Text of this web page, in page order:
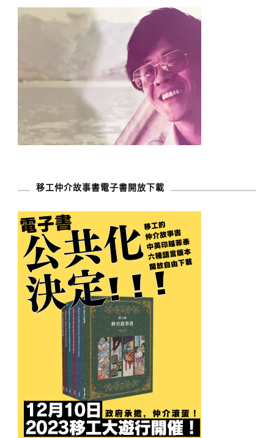
移工仲介故事書電子書開放下載